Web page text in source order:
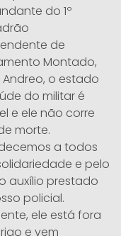
do 1º
de
Montado,
o estado
do militar é
e ele não corre
morte.
a todos
e pelo
auxílio prestado
policial.
ele está fora
e vem